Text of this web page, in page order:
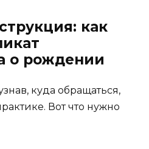
как
о рождении
куда обращаться,
Вот что нужно